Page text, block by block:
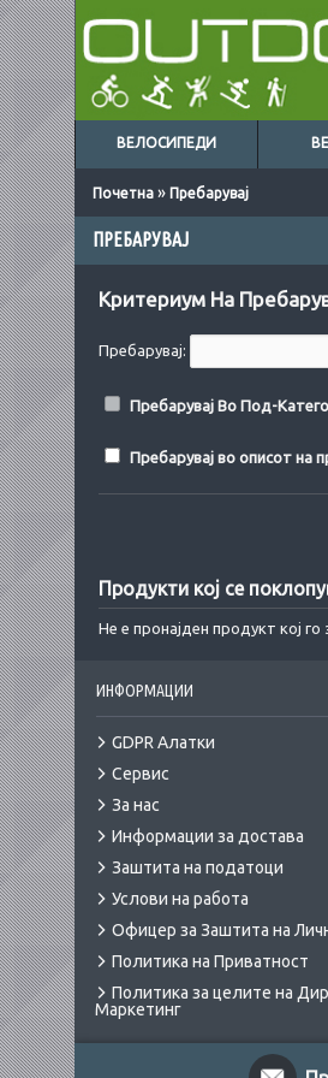
ВЕЛОСИПЕДИ
Почетна » Пребарувај
ПРЕБАРУВАЈ
Критериум На
Пребарувај:
Пребарувај Во Под-
Пребарувај во описот на
Продукти кој се
Не е пронајден продукт кој
ИНФОРМАЦИИ
GDPR Алатки
Сервис
За нас
Информации за достава
Заштита на податоци
Услови на работа
Офицер за Заштита на
Политика на Приватност
Политика за целите на
Маркетинг